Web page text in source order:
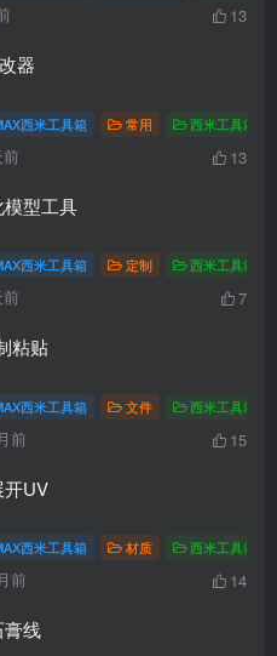
13
器
西米工具箱 常用 西米工具箱教
13
型工具
西米工具箱 定制 西米工具箱教
7
粘贴
西米工具箱 文件 西米工具箱教
前 15
UV
西米工具箱 材质 西米工具箱教
前 14
膏线